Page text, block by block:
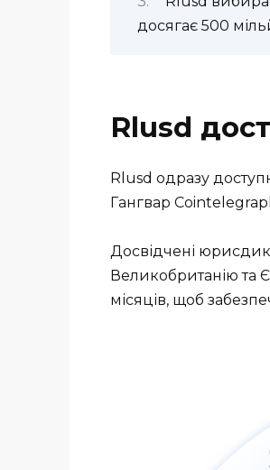
досягає 500
Rlusd
Rlusd одразу
Гангвар
Досвідчені
Великобританію та
місяців, щоб